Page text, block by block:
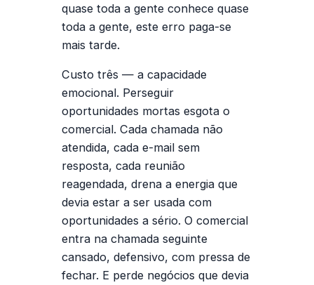
quase toda a gente conhece quase
toda a gente, este erro paga-se
mais tarde.
Custo três — a capacidade
emocional. Perseguir
oportunidades mortas esgota o
comercial. Cada chamada não
atendida, cada e-mail sem
resposta, cada reunião
reagendada, drena a energia que
devia estar a ser usada com
oportunidades a sério. O comercial
entra na chamada seguinte
cansado, defensivo, com pressa de
fechar. E perde negócios que devia